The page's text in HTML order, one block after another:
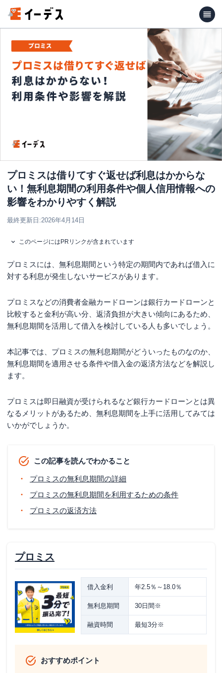
プロミスは借りてすぐ返せば利息はかからな
い！無利息期間の利用条件や個人信用情報への
影響をわかりやすく解説
最終更新日:2026年4月14日
このページにはPRリンクが含まれています
プロミスには、無利息期間という特定の期間内であれば借入に
対する利息が発生しないサービスがあります。
プロミスなどの消費者金融カードローンは銀行カードローンと
比較すると金利が高い分、返済負担が大きい傾向にあるため、
無利息期間を活用して借入を検討している人も多いでしょう。
本記事では、プロミスの無利息期間がどういったものなのか、
無利息期間を適用させる条件や借入金の返済方法などを解説し
ます。
プロミスは即日融資が受けられるなど銀行カードローンとは異
なるメリットがあるため、無利息期間を上手に活用してみては
いかがでしょうか。
この記事を読んでわかること
プロミスの無利息期間の詳細
プロミスの無利息期間を利用するための条件
プロミスの返済方法
プロミス
借入金利 年2.5％～18.0％
無利息期間 30日間※
融資時間 最短3分※
おすすめポイント